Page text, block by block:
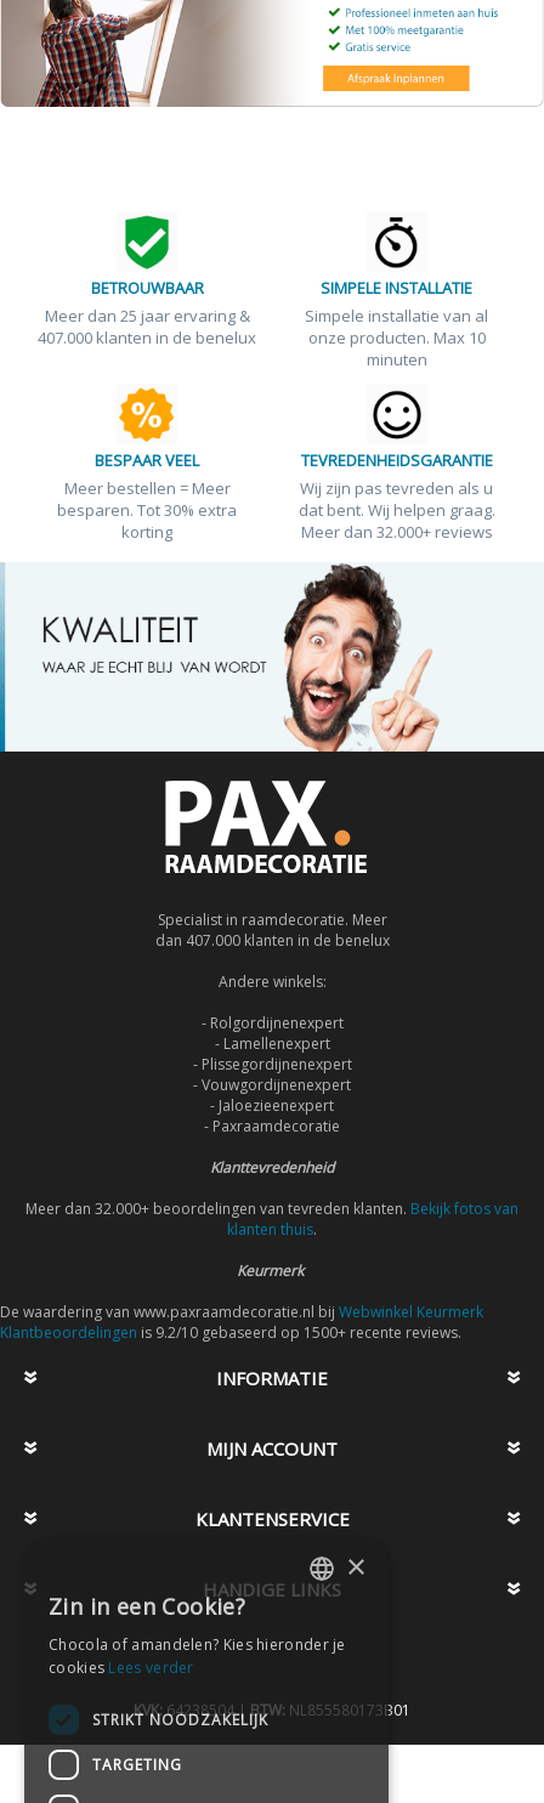
BETROUWBAAR
Meer dan 25 jaar ervaring &
407.000 klanten in de benelux
SIMPELE INSTALLATIE
Simpele installatie van al
onze producten. Max 10
minuten
BESPAAR VEEL
Meer bestellen = Meer
besparen. Tot 30% extra
korting
TEVREDENHEIDSGARANTIE
Wij zijn pas tevreden als u
dat bent. Wij helpen graag.
Meer dan 32.000+ reviews
Specialist in raamdecoratie. Meer
dan 407.000 klanten in de benelux
Andere winkels:
- Rolgordijnenexpert
- Lamellenexpert
- Plissegordijnenexpert
- Vouwgordijnenexpert
- Jaloezieenexpert
- Paxraamdecoratie
Klanttevredenheid
Meer dan 32.000+ beoordelingen van tevreden klanten. Bekijk fotos van
klanten thuis.
Keurmerk
De waardering van www.paxraamdecoratie.nl bij Webwinkel Keurmerk
Klantbeoordelingen is 9.2/10 gebaseerd op 1500+ recente reviews.
INFORMATIE
MIJN ACCOUNT
KLANTENSERVICE
HANDIGE LINKS
KVK:64238504 | BTW: NL855580173B01
DUTCH
×
Zin in een Cookie?
Chocola of amandelen? Kies hieronder je
cookies Lees verder
STRIKT NOODZAKELIJK
TARGETING